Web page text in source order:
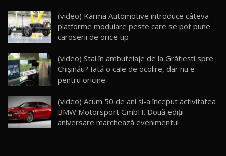
24
ZEEKR 009: Cel mai Performant și Confortabil
Van Electric Testat în Moldova / AutoBlog.MD
26:38
25
mai Exclusiv și Puternic Defender Testat în
Moldova
32:21
26
AutoBlog.MD
10:57
(video) Karma Automotive introduce câteva
platforme modulare peste care se pot pune
caroserii de orice tip
(video) Stai în ambuteiaje de la Grătiești spre
Chișinău? Iată o cale de ocolire, dar nu e
pentru oricine
(video) Acum 50 de ani şi-a început activitatea
BMW Motorsport GmbH. Două ediţii
aniversare marchează evenimentul